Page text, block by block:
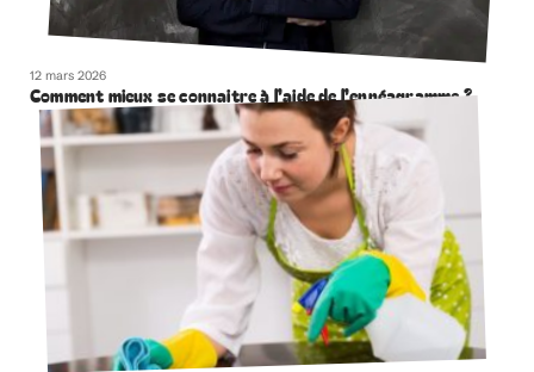
12 mars 2026
Comment mieux se connaitre à l’aide de l’ennéagramme ?